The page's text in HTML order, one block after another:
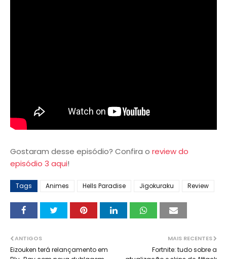
Gostaram desse episódio? Confira o review do
episódio 3 aqui!
Tags Animes Hells Paradise Jigokuraku Review
MAIS RECENTES
Fortnite: tudo sobre a
ANTIGOS
Eizouken terá relançamento em